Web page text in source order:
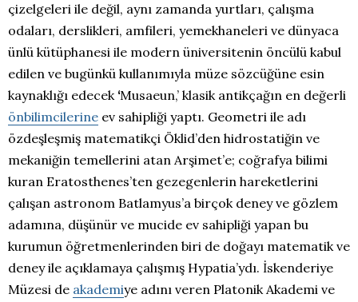
çizelgeleri ile değil, aynı zamanda yurtları, çalışma
odaları, derslikleri, amfileri, yemekhaneleri ve dünyaca
ünlü kütüphanesi ile modern üniversitenin öncülü kabul
edilen ve bugünkü kullanımıyla müze sözcüğüne esin
kaynaklığı edecek ‘Musaeun,’ klasik antikçağın en değerli
önbilimcilerine ev sahipliği yaptı. Geometri ile adı
özdeşleşmiş matematikçi Öklid’den hidrostatiğin ve
mekaniğin temellerini atan Arşimet’e; coğrafya bilimi
kuran Eratosthenes’ten gezegenlerin hareketlerini
çalışan astronom Batlamyus’a birçok deney ve gözlem
adamına, düşünür ve mucide ev sahipliği yapan bu
kurumun öğretmenlerinden biri de doğayı matematik ve
deney ile açıklamaya çalışmış Hypatia’ydı. İskenderiye
Müzesi de akademiye adını veren Platonik Akademi ve